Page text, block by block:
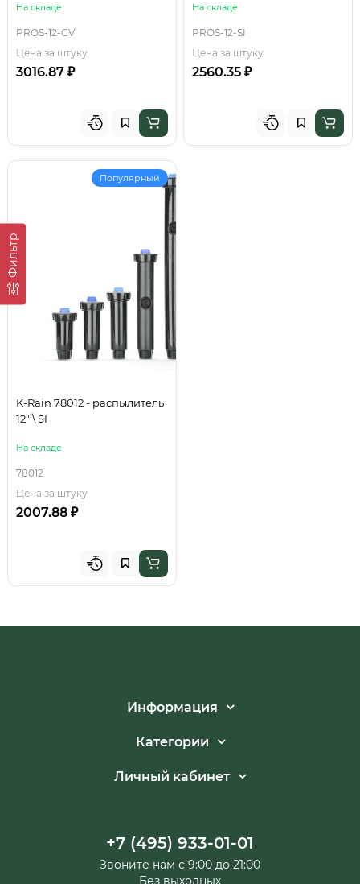
Фильтр
На складе
PROS-12-CV
Цена за штуку
3016.87 ₽
На складе
PROS-12-SI
Цена за штуку
2560.35 ₽
Популярный
K-Rain 78012 - распылитель
12" \ SI
На складе
78012
Цена за штуку
2007.88 ₽
Информация
Категории
Личный кабинет
+7 (495) 933-01-01
Звоните нам с 9:00 до 21:00
Без выходных